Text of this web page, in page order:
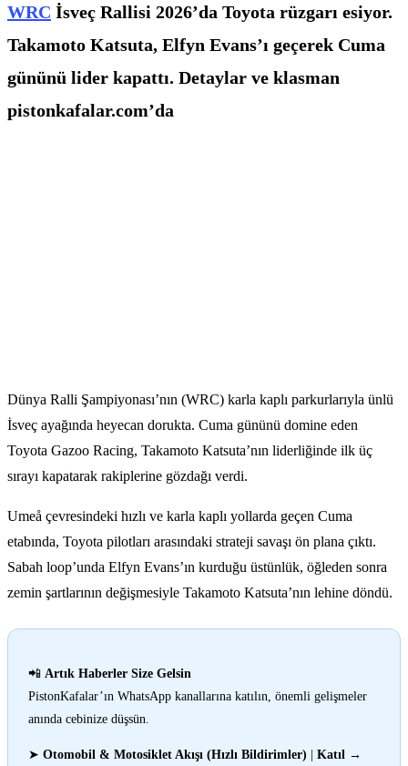
WRC İsveç Rallisi 2026’da Toyota rüzgarı esiyor.
Takamoto Katsuta, Elfyn Evans’ı geçerek Cuma
gününü lider kapattı. Detaylar ve klasman
pistonkafalar.com’da
Dünya Ralli Şampiyonası’nın (WRC) karla kaplı parkurlarıyla ünlü
İsveç ayağında heyecan dorukta. Cuma gününü domine eden
Toyota Gazoo Racing, Takamoto Katsuta’nın liderliğinde ilk üç
sırayı kapatarak rakiplerine gözdağı verdi.
Umeå çevresindeki hızlı ve karla kaplı yollarda geçen Cuma
etabında, Toyota pilotları arasındaki strateji savaşı ön plana çıktı.
Sabah loop’unda Elfyn Evans’ın kurduğu üstünlük, öğleden sonra
zemin şartlarının değişmesiyle Takamoto Katsuta’nın lehine döndü.
📲 Artık Haberler Size Gelsin
PistonKafalar’ın WhatsApp kanallarına katılın, önemli gelişmeler
anında cebinize düşsün.
➤ Otomobil & Motosiklet Akışı (Hızlı Bildirimler) Katıl →